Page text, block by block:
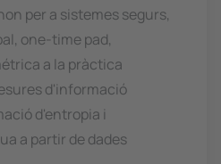
per a sistemes segurs,
one-time pad,
a la pràctica
d'informació
d'entropia i
a partir de dades